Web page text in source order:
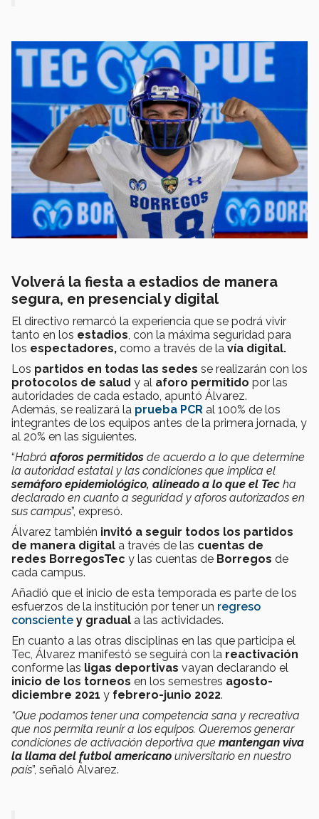
Volverá la fiesta a estadios de manera
segura, en presencial y digital
El directivo remarcó la experiencia que se podrá vivir
tanto en los estadios, con la máxima seguridad para
los espectadores, como a través de la vía digital.
Los partidos en todas las sedes se realizarán con los
protocolos de salud y al aforo permitido por las
autoridades de cada estado, apuntó Álvarez.
Además, se realizará la prueba PCR al 100% de los
integrantes de los equipos antes de la primera jornada, y
al 20% en las siguientes.
“Habrá aforos permitidos de acuerdo a lo que determine
la autoridad estatal y las condiciones que implica el
semáforo epidemiológico, alineado a lo que el Tec ha
declarado en cuanto a seguridad y aforos autorizados en
sus campus”, expresó.
Álvarez también invitó a seguir todos los partidos
de manera digital a través de las cuentas de
redes BorregosTec y las cuentas de Borregos de
cada campus.
Añadió que el inicio de esta temporada es parte de los
esfuerzos de la institución por tener un regreso
consciente y gradual a las actividades.
En cuanto a las otras disciplinas en las que participa el
Tec, Álvarez manifestó se seguirá con la reactivación
conforme las ligas deportivas vayan declarando el
inicio de los torneos en los semestres agosto-
diciembre 2021 y febrero-junio 2022.
“Que podamos tener una competencia sana y recreativa
que nos permita reunir a los equipos. Queremos generar
condiciones de activación deportiva que mantengan viva
la llama del futbol americano universitario en nuestro
país”, señaló Álvarez.